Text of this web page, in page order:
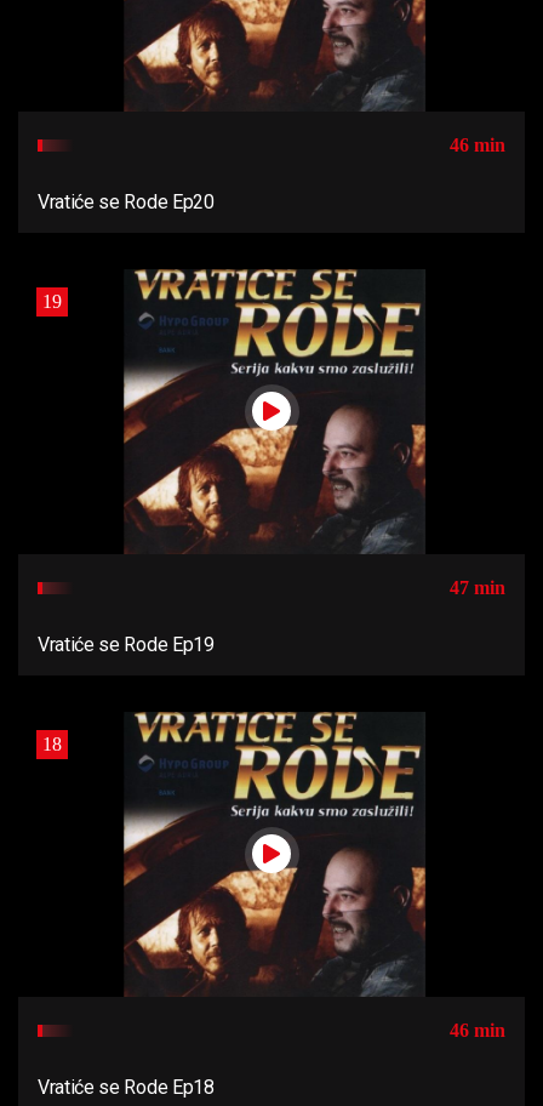
46 min
Vratiće se Rode Ep20
19
47 min
Vratiće se Rode Ep19
18
46 min
Vratiće se Rode Ep18